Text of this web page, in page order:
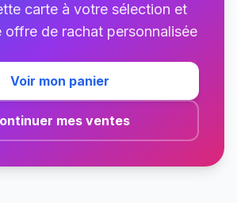
carte à votre sélection et
offre de rachat personnalisée
Voir mon panier
mes ventes